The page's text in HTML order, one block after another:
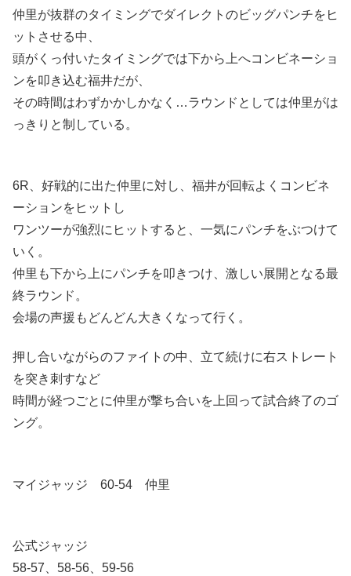
仲里が抜群のタイミングでダイレクトのビッグパンチをヒ
ットさせる中、
頭がくっ付いたタイミングでは下から上へコンビネーショ
ンを叩き込む福井だが、
その時間はわずかかしかなく…ラウンドとしては仲里がは
っきりと制している。
6R、好戦的に出た仲里に対し、福井が回転よくコンビネ
ーションをヒットし
ワンツーが強烈にヒットすると、一気にパンチをぶつけて
いく。
仲里も下から上にパンチを叩きつけ、激しい展開となる最
終ラウンド。
会場の声援もどんどん大きくなって行く。
押し合いながらのファイトの中、立て続けに右ストレート
を突き刺すなど
時間が経つごとに仲里が撃ち合いを上回って試合終了のゴ
ング。
マイジャッジ 60-54 仲里
公式ジャッジ
58-57、58-56、59-56